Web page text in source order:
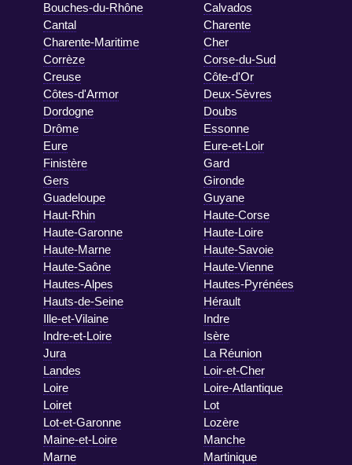
Bouches-du-Rhône
Calvados
Cantal
Charente
Charente-Maritime
Cher
Corrèze
Corse-du-Sud
Creuse
Côte-d'Or
Côtes-d'Armor
Deux-Sèvres
Dordogne
Doubs
Drôme
Essonne
Eure
Eure-et-Loir
Finistère
Gard
Gers
Gironde
Guadeloupe
Guyane
Haut-Rhin
Haute-Corse
Haute-Garonne
Haute-Loire
Haute-Marne
Haute-Savoie
Haute-Saône
Haute-Vienne
Hautes-Alpes
Hautes-Pyrénées
Hauts-de-Seine
Hérault
Ille-et-Vilaine
Indre
Indre-et-Loire
Isère
Jura
La Réunion
Landes
Loir-et-Cher
Loire
Loire-Atlantique
Loiret
Lot
Lot-et-Garonne
Lozère
Maine-et-Loire
Manche
Marne
Martinique